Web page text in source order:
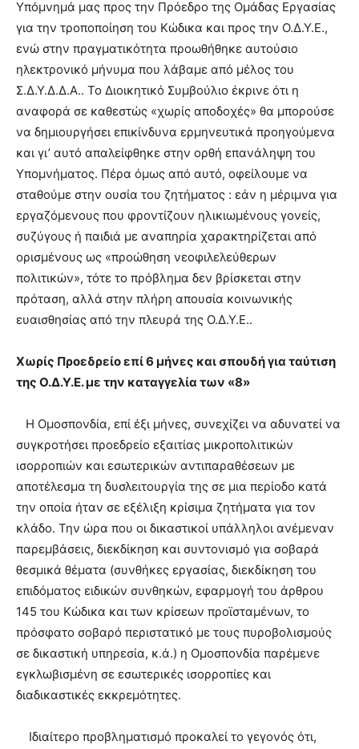
Υπόμνημά μας προς την Πρόεδρο της Ομάδας Εργασίας
για την τροποποίηση του Κώδικα και προς την Ο.Δ.Υ.Ε.,
ενώ στην πραγματικότητα προωθήθηκε αυτούσιο
ηλεκτρονικό μήνυμα που λάβαμε από μέλος του
Σ.Δ.Υ.Δ.Δ.Α.. Το Διοικητικό Συμβούλιο έκρινε ότι η
αναφορά σε καθεστώς «χωρίς αποδοχές» θα μπορούσε
να δημιουργήσει επικίνδυνα ερμηνευτικά προηγούμενα
και γι’ αυτό απαλείφθηκε στην ορθή επανάληψη του
Υπομνήματος. Πέρα όμως από αυτό, οφείλουμε να
σταθούμε στην ουσία του ζητήματος : εάν η μέριμνα για
εργαζόμενους που φροντίζουν ηλικιωμένους γονείς,
συζύγους ή παιδιά με αναπηρία χαρακτηρίζεται από
ορισμένους ως «προώθηση νεοφιλελεύθερων
πολιτικών», τότε το πρόβλημα δεν βρίσκεται στην
πρόταση, αλλά στην πλήρη απουσία κοινωνικής
ευαισθησίας από την πλευρά της Ο.Δ.Υ.Ε..
Χωρίς Προεδρείο επί 6 μήνες και σπουδή για ταύτιση
της Ο.Δ.Υ.Ε. με την καταγγελία των «8»
Η Ομοσπονδία, επί έξι μήνες, συνεχίζει να αδυνατεί να
συγκροτήσει προεδρείο εξαιτίας μικροπολιτικών
ισορροπιών και εσωτερικών αντιπαραθέσεων με
αποτέλεσμα τη δυσλειτουργία της σε μια περίοδο κατά
την οποία ήταν σε εξέλιξη κρίσιμα ζητήματα για τον
κλάδο. Την ώρα που οι δικαστικοί υπάλληλοι ανέμεναν
παρεμβάσεις, διεκδίκηση και συντονισμό για σοβαρά
θεσμικά θέματα (συνθήκες εργασίας, διεκδίκηση του
επιδόματος ειδικών συνθηκών, εφαρμογή του άρθρου
145 του Κώδικα και των κρίσεων προϊσταμένων, το
πρόσφατο σοβαρό περιστατικό με τους πυροβολισμούς
σε δικαστική υπηρεσία, κ.ά.) η Ομοσπονδία παρέμενε
εγκλωβισμένη σε εσωτερικές ισορροπίες και
διαδικαστικές εκκρεμότητες.
Ιδιαίτερο προβληματισμό προκαλεί το γεγονός ότι,